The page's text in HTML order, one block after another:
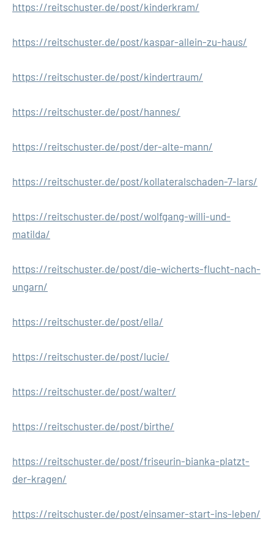
https://reitschuster.de/post/kinderkram/
https://reitschuster.de/post/kaspar-allein-zu-haus/
https://reitschuster.de/post/kindertraum/
https://reitschuster.de/post/hannes/
https://reitschuster.de/post/der-alte-mann/
https://reitschuster.de/post/kollateralschaden-7-lars/
https://reitschuster.de/post/wolfgang-willi-und-
matilda/
https://reitschuster.de/post/die-wicherts-flucht-nach-
ungarn/
https://reitschuster.de/post/ella/
https://reitschuster.de/post/lucie/
https://reitschuster.de/post/walter/
https://reitschuster.de/post/birthe/
https://reitschuster.de/post/friseurin-bianka-platzt-
der-kragen/
https://reitschuster.de/post/einsamer-start-ins-leben/